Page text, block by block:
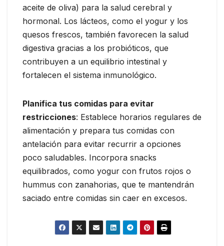
aceite de oliva) para la salud cerebral y
hormonal. Los lácteos, como el yogur y los
quesos frescos, también favorecen la salud
digestiva gracias a los probióticos, que
contribuyen a un equilibrio intestinal y
fortalecen el sistema inmunológico.
Planifica tus comidas para evitar
restricciones: Establece horarios regulares de
alimentación y prepara tus comidas con
antelación para evitar recurrir a opciones
poco saludables. Incorpora snacks
equilibrados, como yogur con frutos rojos o
hummus con zanahorias, que te mantendrán
saciado entre comidas sin caer en excesos.